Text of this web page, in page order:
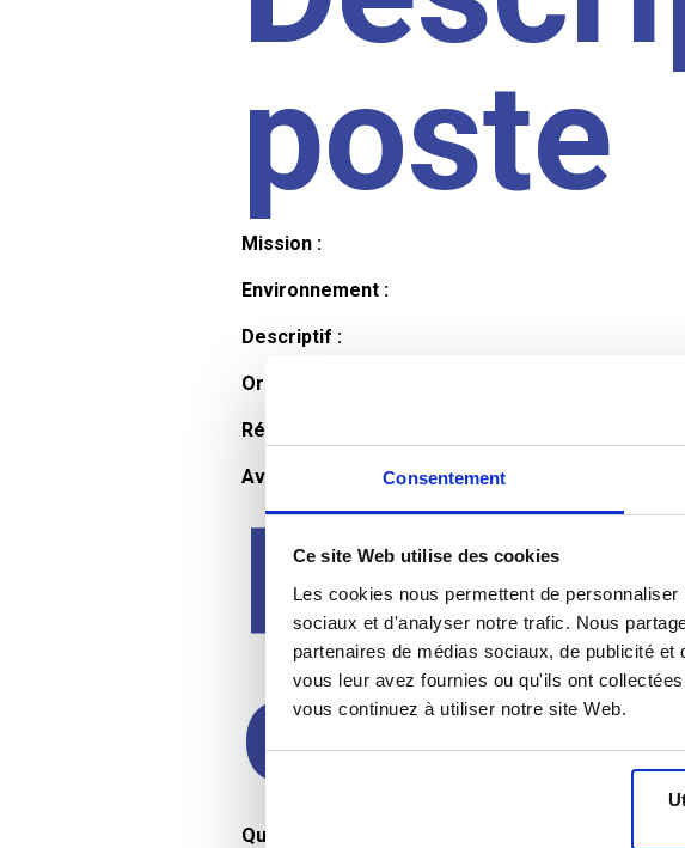
Consentement
Ce site Web utilise des cookies
Les cookies nous permettent de
sociaux et d'analyser notre trafic. Nous
partenaires de médias sociaux, de publicité
vous leur avez fournies ou qu'ils ont
vous continuez à utiliser notre site Web.
poste
Mission :
Environnement :
Descriptif :
Organisation et horaires :
Rémunération :
Avantages :
Profil
Qualifications et diplômes :